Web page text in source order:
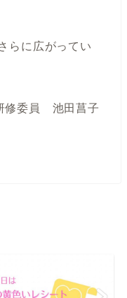
らに広がってい
修委員 池田菖子